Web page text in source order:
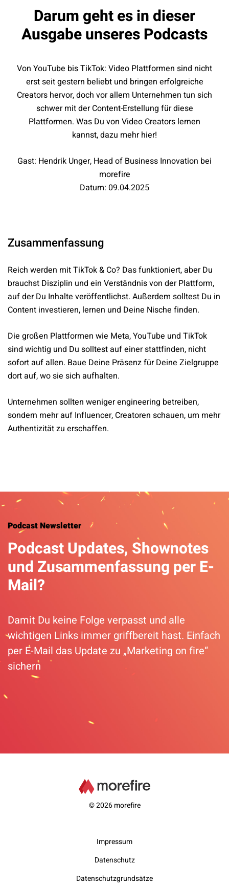
Darum geht es in dieser
Ausgabe unseres Podcasts
Von YouTube bis TikTok: Video Plattformen sind nicht
erst seit gestern beliebt und bringen erfolgreiche
Creators hervor, doch vor allem Unternehmen tun sich
schwer mit der Content-Erstellung für diese
Plattformen. Was Du von Video Creators lernen
kannst, dazu mehr hier!
Gast: Hendrik Unger, Head of Business Innovation bei
morefire
Datum: 09.04.2025
Zusammenfassung
Reich werden mit TikTok & Co? Das funktioniert, aber Du
brauchst Disziplin und ein Verständnis von der Plattform,
auf der Du Inhalte veröffentlichst. Außerdem solltest Du in
Content investieren, lernen und Deine Nische finden.
Die großen Plattformen wie Meta, YouTube und TikTok
sind wichtig und Du solltest auf einer stattfinden, nicht
sofort auf allen. Baue Deine Präsenz für Deine Zielgruppe
dort auf, wo sie sich aufhalten.
Unternehmen sollten weniger engineering betreiben,
sondern mehr auf Influencer, Creatoren schauen, um mehr
Authentizität zu erschaffen.
Podcast Newsletter
Podcast Updates, Shownotes
und Zusammenfassung per E-
Mail?
Damit Du keine Folge verpasst und alle
wichtigen Links immer griffbereit hast. Einfach
per E-Mail das Update zu „Marketing on fire“
sichern
© 2026 morefire
Impressum
Datenschutz
Datenschutzgrundsätze